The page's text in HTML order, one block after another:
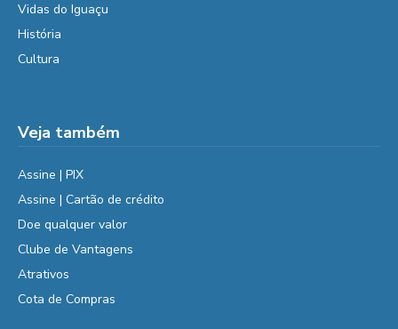
Vidas do Iguaçu
História
Cultura
Veja também
Assine | PIX
Assine | Cartão de crédito
Doe qualquer valor
Clube de Vantagens
Atrativos
Cota de Compras